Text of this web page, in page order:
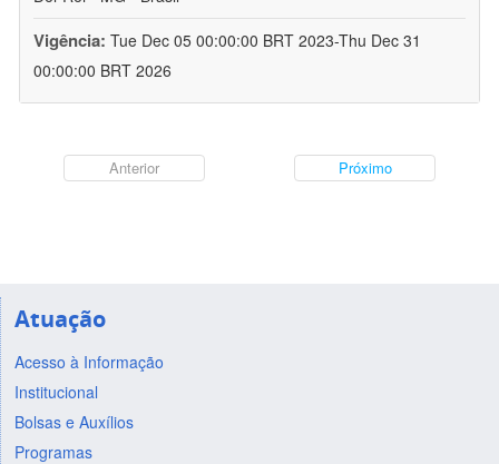
Vigência: Tue Dec 05 00:00:00 BRT 2023-Thu Dec 31
00:00:00 BRT 2026
Anterior Próximo
Atuação
Acesso à Informação
Institucional
Bolsas e Auxílios
Programas